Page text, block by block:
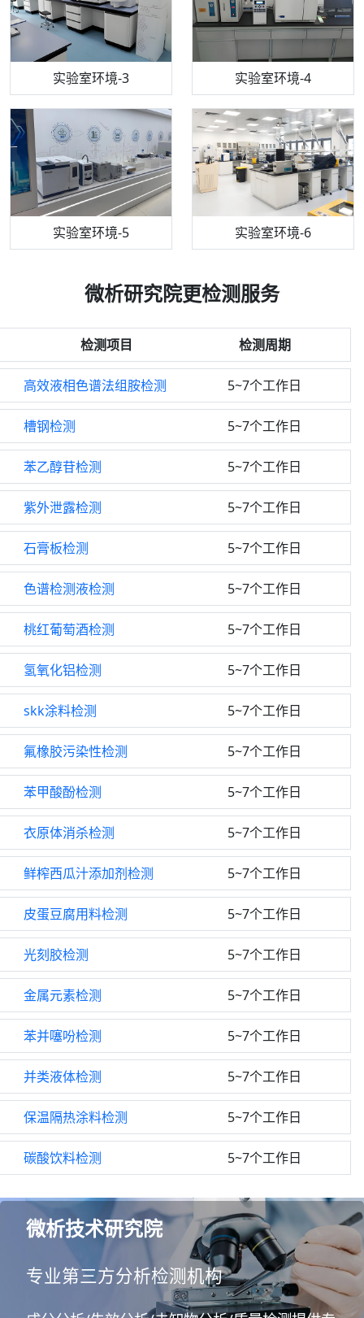
实验室环境-3 实验室环境-4
实验室环境-5 实验室环境-6
机构质检技术员-3 机构质检技术员-4
机构质检技术员-5 机构质检技术员-6
高效液相色谱仪 流式细胞仪
气相色谱仪 万能力学试验仪
微析研究院更检测服务
检测项目 检测周期
高效液相色谱法组胺检测 5~7个工作日
槽钢检测 5~7个工作日
苯乙醇苷检测 5~7个工作日
紫外泄露检测 5~7个工作日
石膏板检测 5~7个工作日
色谱检测液检测 5~7个工作日
桃红葡萄酒检测 5~7个工作日
氢氧化铝检测 5~7个工作日
skk涂料检测 5~7个工作日
氟橡胶污染性检测 5~7个工作日
苯甲酸酚检测 5~7个工作日
衣原体消杀检测 5~7个工作日
鲜榨西瓜汁添加剂检测 5~7个工作日
皮蛋豆腐用料检测 5~7个工作日
光刻胶检测 5~7个工作日
金属元素检测 5~7个工作日
苯并噻吩检测 5~7个工作日
并类液体检测 5~7个工作日
保温隔热涂料检测 5~7个工作日
碳酸饮料检测 5~7个工作日
微析技术研究院
专业第三方分析检测机构